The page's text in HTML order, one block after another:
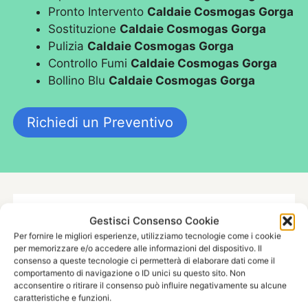
Gestisci Consenso Cookie
Per fornire le migliori esperienze, utilizziamo tecnologie come i cookie
per memorizzare e/o accedere alle informazioni del dispositivo. Il
consenso a queste tecnologie ci permetterà di elaborare dati come il
comportamento di navigazione o ID unici su questo sito. Non
acconsentire o ritirare il consenso può influire negativamente su alcune
caratteristiche e funzioni.
Pronto Intervento Caldaie Cosmogas Gorga
Sostituzione Caldaie Cosmogas Gorga
Pulizia Caldaie Cosmogas Gorga
Controllo Fumi Caldaie Cosmogas Gorga
Bollino Blu Caldaie Cosmogas Gorga
Richiedi un Preventivo